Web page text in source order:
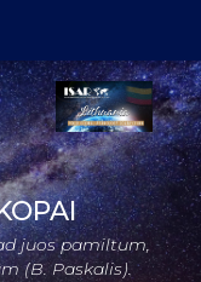
juos pamiltum,
(B. Paskalis).